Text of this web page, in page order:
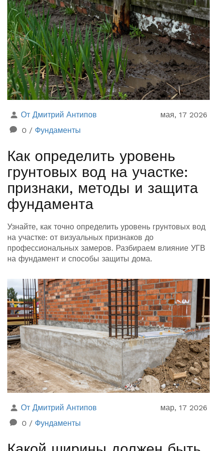
От Дмитрий Антипов
мая, 17 2026
0 / Фундаменты
Как определить уровень
грунтовых вод на участке:
признаки, методы и защита
фундамента
Узнайте, как точно определить уровень грунтовых вод
на участке: от визуальных признаков до
профессиональных замеров. Разбираем влияние УГВ
на фундамент и способы защиты дома.
От Дмитрий Антипов
мар, 17 2026
0 / Фундаменты